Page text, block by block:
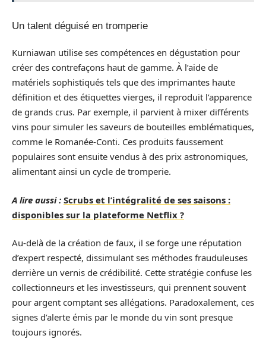
Un talent déguisé en tromperie
Kurniawan utilise ses compétences en dégustation pour
créer des contrefaçons haut de gamme. À l’aide de
matériels sophistiqués tels que des imprimantes haute
définition et des étiquettes vierges, il reproduit l’apparence
de grands crus. Par exemple, il parvient à mixer différents
vins pour simuler les saveurs de bouteilles emblématiques,
comme le Romanée-Conti. Ces produits faussement
populaires sont ensuite vendus à des prix astronomiques,
alimentant ainsi un cycle de tromperie.
A lire aussi : Scrubs et l’intégralité de ses saisons :
disponibles sur la plateforme Netflix ?
Au-delà de la création de faux, il se forge une réputation
d’expert respecté, dissimulant ses méthodes frauduleuses
derrière un vernis de crédibilité. Cette stratégie confuse les
collectionneurs et les investisseurs, qui prennent souvent
pour argent comptant ses allégations. Paradoxalement, ces
signes d’alerte émis par le monde du vin sont presque
toujours ignorés.